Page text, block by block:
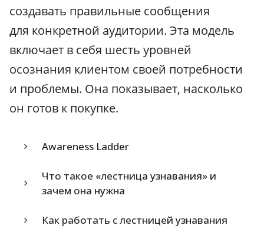
создавать правильные сообщения
для конкретной аудитории. Эта модель
включает в себя шесть уровней
осознания клиентом своей потребности
и проблемы. Она показывает, насколько
он готов к покупке.
Awareness Ladder
Что такое «лестница узнавания» и
зачем она нужна
Как работать с лестницей узнавания